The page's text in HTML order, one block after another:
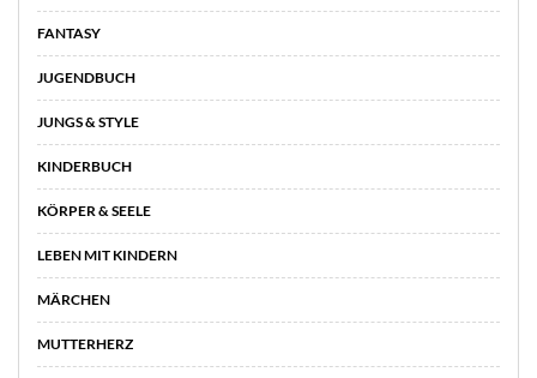
FANTASY
JUGENDBUCH
JUNGS & STYLE
KINDERBUCH
KÖRPER & SEELE
LEBEN MIT KINDERN
MÄRCHEN
MUTTERHERZ